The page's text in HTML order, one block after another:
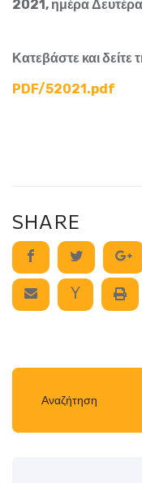
2021, ημέρα
Κατεβάστε και
PDF/52021.pdf
SHARE